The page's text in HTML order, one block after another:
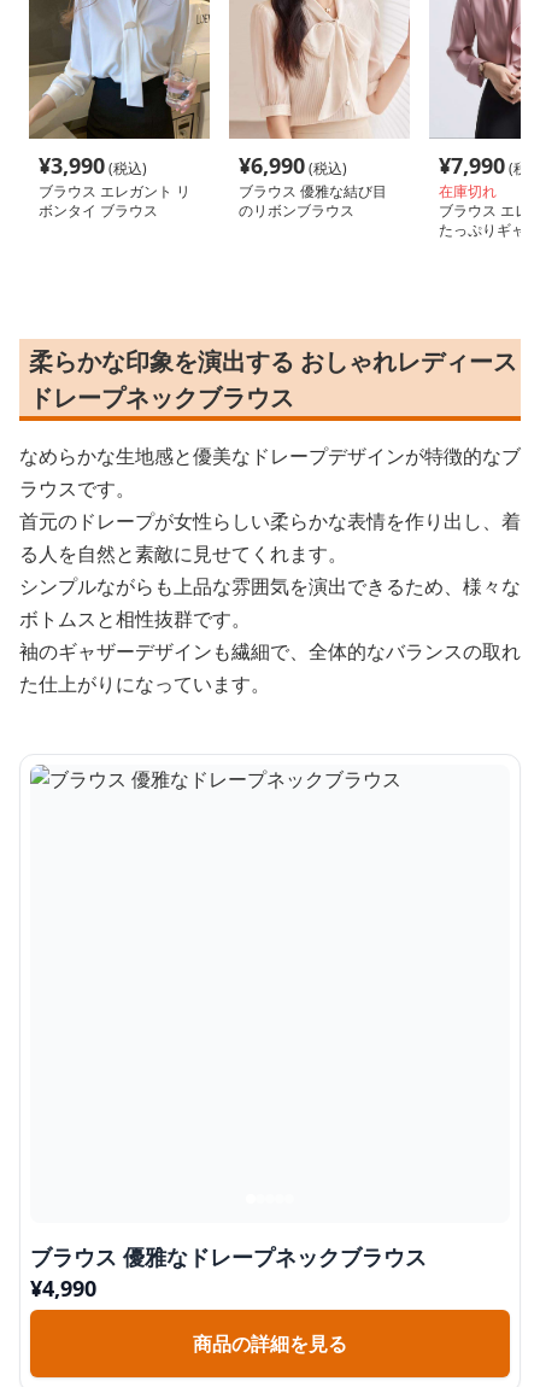
¥3,990(税込)
ブラウス エレガント リ
ボンタイ ブラウス
¥6,990(税込)
ブラウス 優雅な結び目
のリボンブラウス
¥7,990(税
在庫切れ
ブラウス エレ
たっぷりギャ
柔らかな印象を演出する おしゃれレディース
ドレープネックブラウス
なめらかな生地感と優美なドレープデザインが特徴的なブ
ラウスです。
首元のドレープが女性らしい柔らかな表情を作り出し、着
る人を自然と素敵に見せてくれます。
シンプルながらも上品な雰囲気を演出できるため、様々な
ボトムスと相性抜群です。
袖のギャザーデザインも繊細で、全体的なバランスの取れ
た仕上がりになっています。
ブラウス 優雅なドレープネックブラウス
¥4,990
商品の詳細を見る